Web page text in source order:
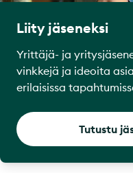
Liity jäseneksi
Yrittäjä- ja
vinkkejä ja ideoita
erilaisissa
Tutustu